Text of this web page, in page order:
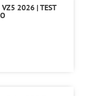
VZ5 2026 | TEST